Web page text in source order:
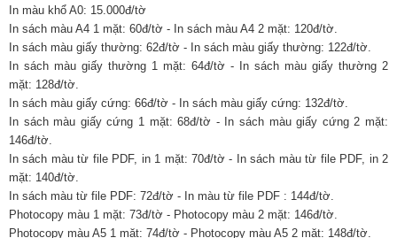
In màu khổ A0: 15.000đ/tờ
In sách màu A4 1 mặt: 60đ/tờ - In sách màu A4 2 mặt: 120đ/tờ.
In sách màu giấy thường: 62đ/tờ - In sách màu giấy thường: 122đ/tờ.
In sách màu giấy thường 1 mặt: 64đ/tờ - In sách màu giấy thường 2
mặt: 128đ/tờ.
In sách màu giấy cứng: 66đ/tờ - In sách màu giấy cứng: 132đ/tờ.
In sách màu giấy cứng 1 mặt: 68đ/tờ - In sách màu giấy cứng 2 mặt:
146đ/tờ.
In sách màu từ file PDF, in 1 mặt: 70đ/tờ - In sách màu từ file PDF, in 2
mặt: 140đ/tờ.
In sách màu từ file PDF: 72đ/tờ - In màu từ file PDF : 144đ/tờ.
Photocopy màu 1 mặt: 73đ/tờ - Photocopy màu 2 mặt: 146đ/tờ.
Photocopy màu A5 1 mặt: 74đ/tờ - Photocopy màu A5 2 mặt: 148đ/tờ.